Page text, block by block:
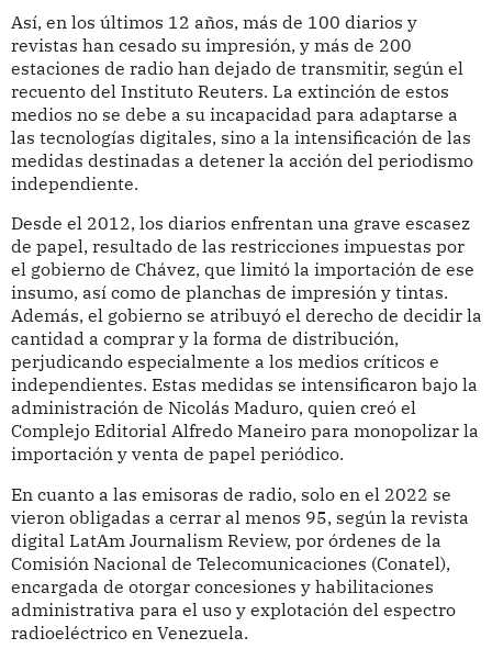
Así, en los últimos 12 años, más de 100 diarios y
revistas han cesado su impresión, y más de 200
estaciones de radio han dejado de transmitir, según el
recuento del Instituto Reuters. La extinción de estos
medios no se debe a su incapacidad para adaptarse a
las tecnologías digitales, sino a la intensificación de las
medidas destinadas a detener la acción del periodismo
independiente.
Desde el 2012, los diarios enfrentan una grave escasez
de papel, resultado de las restricciones impuestas por
el gobierno de Chávez, que limitó la importación de ese
insumo, así como de planchas de impresión y tintas.
Además, el gobierno se atribuyó el derecho de decidir la
cantidad a comprar y la forma de distribución,
perjudicando especialmente a los medios críticos e
independientes. Estas medidas se intensificaron bajo la
administración de Nicolás Maduro, quien creó el
Complejo Editorial Alfredo Maneiro para monopolizar la
importación y venta de papel periódico.
En cuanto a las emisoras de radio, solo en el 2022 se
vieron obligadas a cerrar al menos 95, según la revista
digital LatAm Journalism Review, por órdenes de la
Comisión Nacional de Telecomunicaciones (Conatel),
encargada de otorgar concesiones y habilitaciones
administrativa para el uso y explotación del espectro
radioeléctrico en Venezuela.